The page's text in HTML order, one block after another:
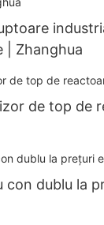
| Zhanghua
de top de
dublu la